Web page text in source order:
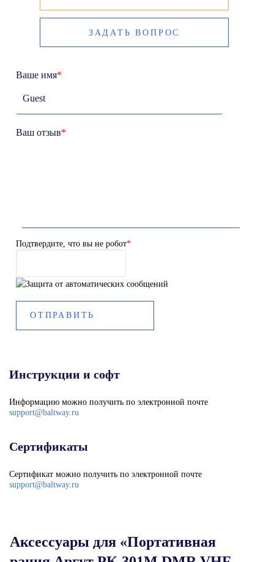
ЗАДАТЬ ВОПРОС
Ваше имя*
Ваш отзыв*
Подтвердите, что вы не робот*
Инструкции и софт
Информацию можно получить по электронной почте
support@baltway.ru
Сертификаты
Сертификат можно получить по электронной почте
support@baltway.ru
Аксессуары для «Портативная